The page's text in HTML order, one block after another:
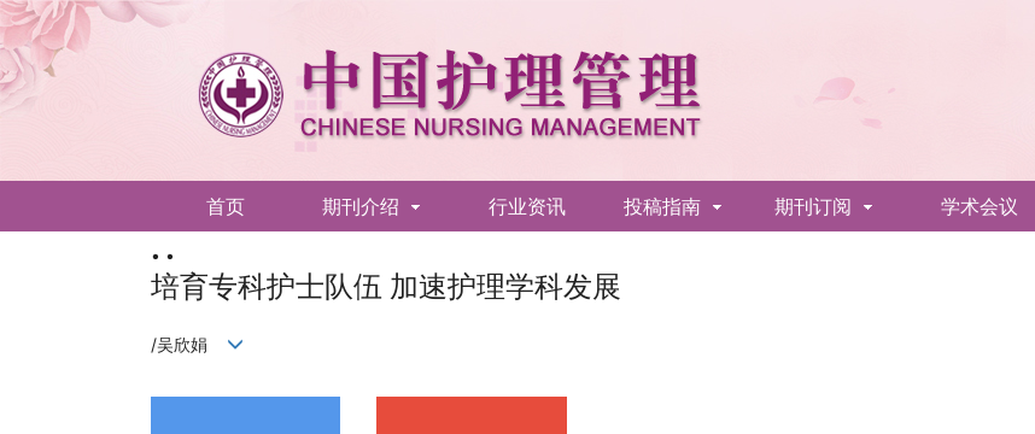
首页 期刊介绍 行业资讯 投稿指南 期刊订阅 学术会议
• •
培育专科护士队伍 加速护理学科发展
/吴欣娟